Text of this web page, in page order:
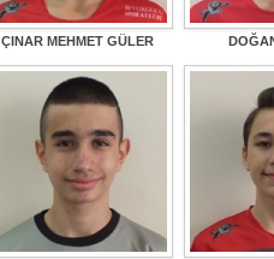
ÇINAR MEHMET GÜLER